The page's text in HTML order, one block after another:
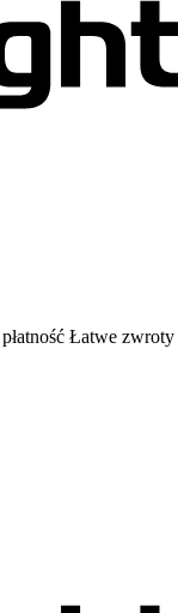
Łatwe zwroty